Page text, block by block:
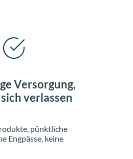
Versorgung,
verlassen
pünktliche
Engpässe, keine